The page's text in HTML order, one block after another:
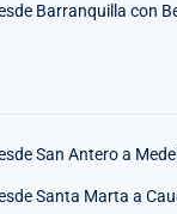
Barranquilla con
San Antero a
Santa Marta a